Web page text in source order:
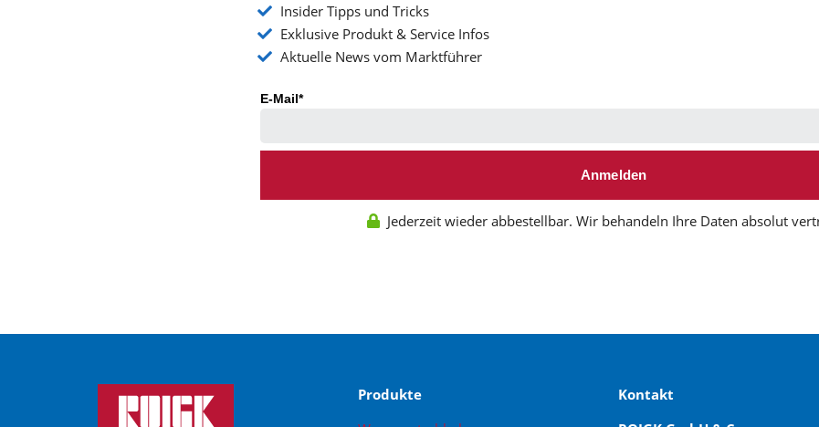
Insider Tipps und Tricks
Exklusive Produkt & Service Infos
Aktuelle News vom Marktführer
E-Mail*
Anmelden
Jederzeit wieder abbestellbar. Wir behandeln Ihre Daten absolut
Produkte
Kontakt